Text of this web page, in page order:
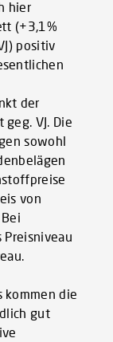
hier
(+3,1%
positiv
der
VJ. Die
sowohl
von
kommen die
gut